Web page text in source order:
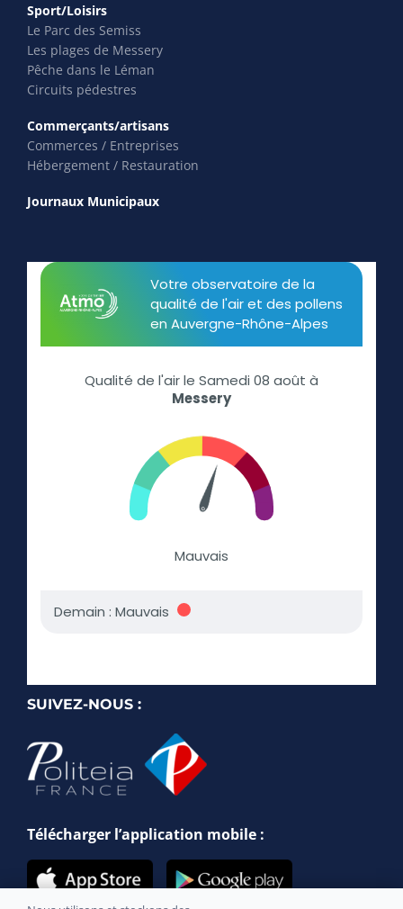
Sport/Loisirs
Le Parc des Semiss
Les plages de Messery
Pêche dans le Léman
Circuits pédestres
Commerçants/artisans
Commerces / Entreprises
Hébergement / Restauration
Journaux Municipaux
SUIVEZ-NOUS :
Télécharger l’application mobile :